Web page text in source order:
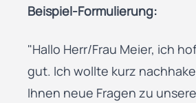
Beispiel-Formulierung:
"Hallo Herr/Frau Meier, ich
gut. Ich wollte kurz
Ihnen neue Fragen zu